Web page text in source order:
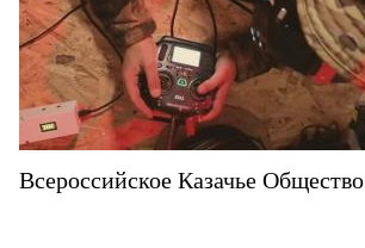
Всероссийское Казачье Общество